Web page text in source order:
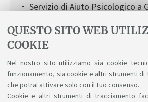
QUESTO SITO WEB
COOKIE
Nel nostro sito utilizziamo sia cookie
funzionamento, sia cookie e altri strumenti
che potrai attivare solo con il tuo consenso.
Cookie e altri strumenti di tracciamento
Servizio di Aiuto Psicologico a
SMA- Sistema Museale d'Ateneo
Consigliera di Fiducia: un aiuto
discriminazioni, molestie
psicologiche